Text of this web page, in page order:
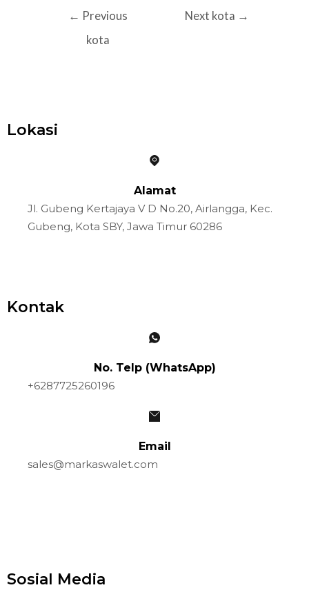
← Previous
kota
Next kota →
Lokasi
Alamat
Jl. Gubeng Kertajaya V D No.20, Airlangga, Kec.
Gubeng, Kota SBY, Jawa Timur 60286
Kontak
No. Telp (WhatsApp)
+6287725260196
Email
sales@markaswalet.com
Sosial Media